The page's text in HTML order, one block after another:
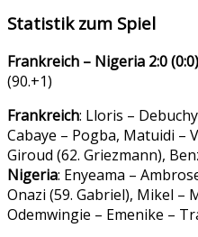
Statistik zum Spiel
Frankreich – Nigeria 2:0 (0:0)
(90.+1)
Frankreich: Lloris –
Cabaye – Pogba, Matuidi –
Giroud (62. Griezmann),
Nigeria: Enyeama –
Onazi (59. Gabriel), Mikel –
Odemwingie – Emenike –